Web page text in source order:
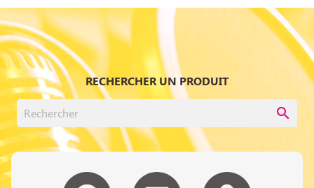
RECHERCHER UN PRODUIT
search